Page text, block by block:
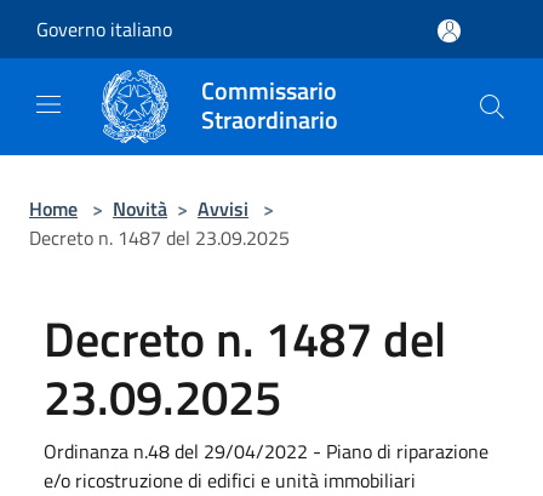
Governo italiano
Commissario
Straordinario
Home > Novità > Avvisi >
Decreto n. 1487 del 23.09.2025
Decreto n. 1487 del
23.09.2025
Ordinanza n.48 del 29/04/2022 - Piano di riparazione
e/o ricostruzione di edifici e unità immobiliari